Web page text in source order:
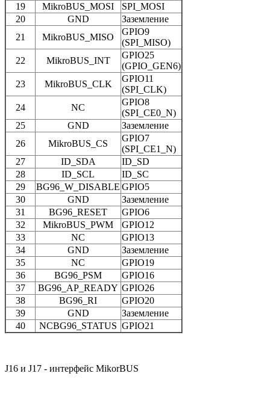
19
MikroBUS_MOSI
SPI_MOSI
20
GND
Заземление
21
MikroBUS_MISO
GPIO9
(SPI_MISO)
22
MikroBUS_INT
GPIO25
(GPIO_GEN6)
23
MikroBUS_CLK
GPIO11
(SPI_CLK)
24
NC
GPIO8
(SPI_CE0_N)
25
GND
Заземление
26
MikroBUS_CS
GPIO7
(SPI_CE1_N)
27
ID_SDA
ID_SD
28
ID_SCL
ID_SC
29
BG96_W_DISABLE GPIO5
30
GND
Заземление
31
BG96_RESET
GPIO6
32
MikroBUS_PWM
GPIO12
33
NC
GPIO13
34
GND
Заземление
35
NC
GPIO19
36
BG96_PSM
GPIO16
37
BG96_AP_READY GPIO26
38
BG96_RI
GPIO20
39
GND
Заземление
40
NCBG96_STATUS GPIO21
J16 и J17 - интерфейс MikorBUS